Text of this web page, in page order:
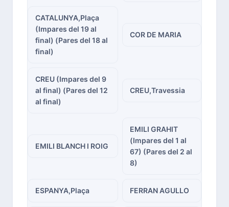
CATALUNYA,Plaça
(Impares del 19 al
final) (Pares del 18 al
final)
COR DE MARIA
CREU (Impares del 9
al final) (Pares del 12
al final)
CREU,Travessia
EMILI BLANCH I ROIG
EMILI GRAHIT
(Impares del 1 al
67) (Pares del 2 al
8)
ESPANYA,Plaça FERRAN AGULLO